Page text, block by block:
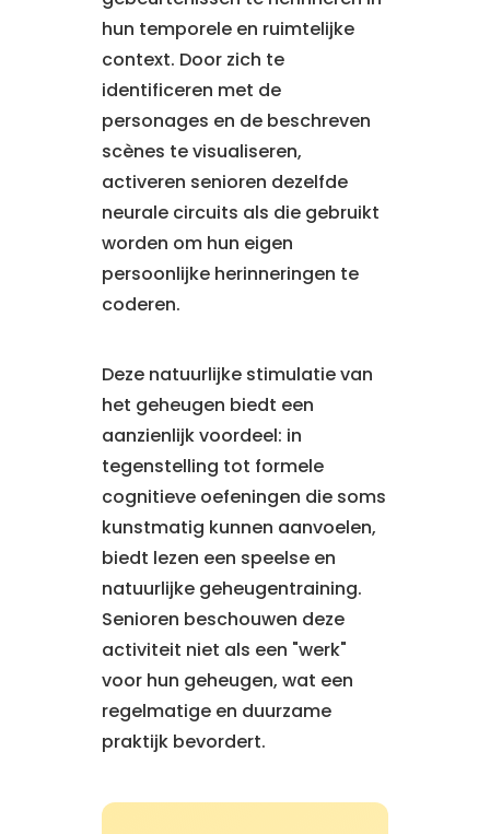
hun temporele en ruimtelijke
context. Door zich te
identificeren met de
personages en de beschreven
scènes te visualiseren,
activeren senioren dezelfde
neurale circuits als die gebruikt
worden om hun eigen
persoonlijke herinneringen te
coderen.
Deze natuurlijke stimulatie van
het geheugen biedt een
aanzienlijk voordeel: in
tegenstelling tot formele
cognitieve oefeningen die soms
kunstmatig kunnen aanvoelen,
biedt lezen een speelse en
natuurlijke geheugentraining.
Senioren beschouwen deze
activiteit niet als een "werk"
voor hun geheugen, wat een
regelmatige en duurzame
praktijk bevordert.